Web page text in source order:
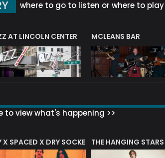
where to go to listen or where to play
AT LINCOLN CENTER MCLEANS BAR
to view what's happening >>
X SPACED X DRY SOCKET THE HANGING STARS